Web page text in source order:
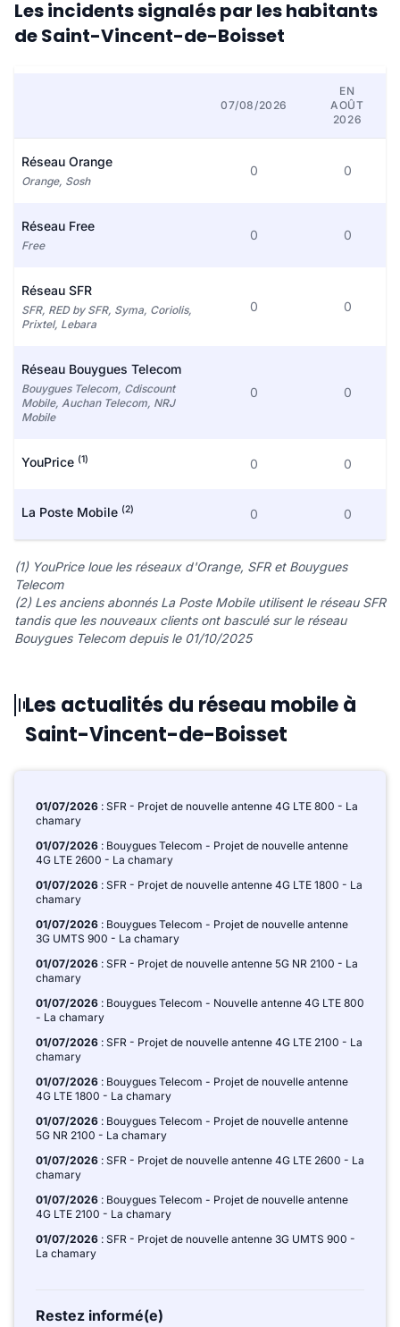
Les incidents signalés par les habitants
de Saint-Vincent-de-Boisset
07/08/2026
EN
AOÛT
2026
Réseau Orange
Orange, Sosh
0 0
Réseau Free
Free
0 0
Réseau SFR
SFR, RED by SFR, Syma, Coriolis,
Prixtel, Lebara
0 0
Réseau Bouygues Telecom
Bouygues Telecom, Cdiscount
Mobile, Auchan Telecom, NRJ
Mobile
0 0
YouPrice (1) 0 0
La Poste Mobile (2) 0 0
(1) YouPrice loue les réseaux d'Orange, SFR et Bouygues
Telecom
(2) Les anciens abonnés La Poste Mobile utilisent le réseau SFR
tandis que les nouveaux clients ont basculé sur le réseau
Bouygues Telecom depuis le 01/10/2025
Les actualités du réseau mobile à
Saint-Vincent-de-Boisset
01/07/2026 : SFR - Projet de nouvelle antenne 4G LTE 800 - La
chamary
01/07/2026 : Bouygues Telecom - Projet de nouvelle antenne
4G LTE 2600 - La chamary
01/07/2026 : SFR - Projet de nouvelle antenne 4G LTE 1800 - La
chamary
01/07/2026 : Bouygues Telecom - Projet de nouvelle antenne
3G UMTS 900 - La chamary
01/07/2026 : SFR - Projet de nouvelle antenne 5G NR 2100 - La
chamary
01/07/2026 : Bouygues Telecom - Nouvelle antenne 4G LTE 800
- La chamary
01/07/2026 : SFR - Projet de nouvelle antenne 4G LTE 2100 - La
chamary
01/07/2026 : Bouygues Telecom - Projet de nouvelle antenne
4G LTE 1800 - La chamary
01/07/2026 : Bouygues Telecom - Projet de nouvelle antenne
5G NR 2100 - La chamary
01/07/2026 : SFR - Projet de nouvelle antenne 4G LTE 2600 - La
chamary
01/07/2026 : Bouygues Telecom - Projet de nouvelle antenne
4G LTE 2100 - La chamary
01/07/2026 : SFR - Projet de nouvelle antenne 3G UMTS 900 -
La chamary
Restez informé(e)